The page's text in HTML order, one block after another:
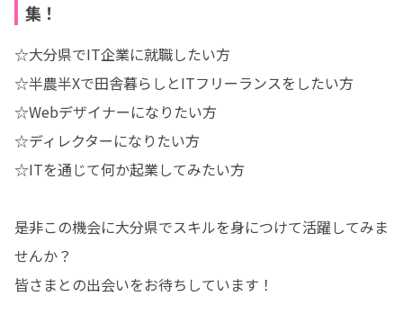
集！
☆大分県でIT企業に就職したい方
☆半農半Xで田舎暮らしとITフリーランスをしたい方
☆Webデザイナーになりたい方
☆ディレクターになりたい方
☆ITを通じて何か起業してみたい方
是非この機会に大分県でスキルを身につけて活躍してみま
せんか？
皆さまとの出会いをお待ちしています！